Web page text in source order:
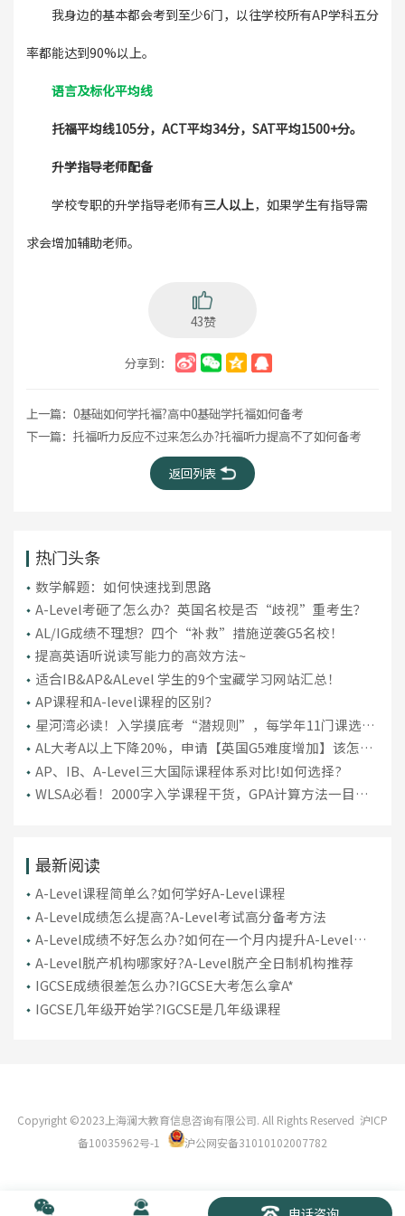
我身边的基本都会考到至少6门，以往学校所有AP学科五分
率都能达到90%以上。
语言及标化平均线
托福平均线105分，ACT平均34分，SAT平均1500+分。
升学指导老师配备
学校专职的升学指导老师有三人以上，如果学生有指导需
求会增加辅助老师。
43赞
分享到：
上一篇： 0基础如何学托福?高中0基础学托福如何备考
下一篇： 托福听力反应不过来怎么办?托福听力提高不了如何备考
返回列表
热门头条
数学解题：如何快速找到思路
A-Level考砸了怎么办？英国名校是否“歧视”重考生？
AL/IG成绩不理想？四个“补救”措施逆袭G5名校！
提高英语听说读写能力的高效方法~
适合IB&AP&ALevel 学生的9个宝藏学习网站汇总！
AP课程和A-level课程的区别？
星河湾必读！入学摸底考“潜规则”，每学年11门课选课
技巧
AL大考A以上下降20%，申请【英国G5难度增加】该怎么
补救？
AP、IB、A-Level三大国际课程体系对比!如何选择?
WLSA必看！2000字入学课程干货，GPA计算方法一目了
最新阅读
A-Level课程简单么?如何学好A-Level课程
A-Level成绩怎么提高?A-Level考试高分备考方法
A-Level成绩不好怎么办?如何在一个月内提升A-Level成
绩
A-Level脱产机构哪家好?A-Level脱产全日制机构推荐
IGCSE成绩很差怎么办?IGCSE大考怎么拿A*
IGCSE几年级开始学?IGCSE是几年级课程
Copyright ©2023上海澜大教育信息咨询有限公司. All Rights Reserved 沪ICP
备10035962号-1
沪公网安备31010102007782